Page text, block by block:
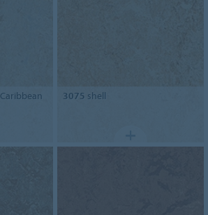
Caribbean 3075 shell